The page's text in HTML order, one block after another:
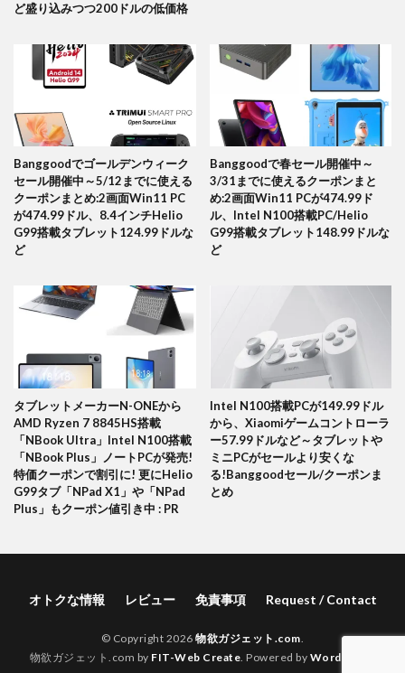
ど盛り込みつつ200ドルの低価格
Banggoodでゴールデンウィーク
セール開催中～5/12までに使える
クーポンまとめ:2画面Win11 PC
が474.99ドル、8.4インチHelio
G99搭載タブレット124.99ドルな
ど
Banggoodで春セール開催中～
3/31までに使えるクーポンまと
め:2画面Win11 PCが474.99ド
ル、Intel N100搭載PC/Helio
G99搭載タブレット148.99ドルな
ど
タブレットメーカーN-ONEから
AMD Ryzen 7 8845HS搭載
「NBook Ultra」Intel N100搭載
「NBook Plus」ノートPCが発売!
特価クーポンで割引に! 更にHelio
G99タブ「NPad X1」や「NPad
Plus」もクーポン値引き中 : PR
Intel N100搭載PCが149.99ドル
から、Xiaomiゲームコントローラ
ー57.99ドルなど～タブレットや
ミニPCがセールより安くな
る!Banggoodセール/クーポンま
とめ
オトクな情報 レビュー 免責事項 Request / Contact
© Copyright 2026物欲ガジェット.com
物欲ガジェット.com by FIT-Web Create . Powered by WordPress